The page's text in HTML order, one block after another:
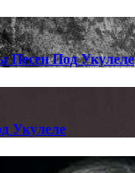
Песен Под Укулеле
Укулеле